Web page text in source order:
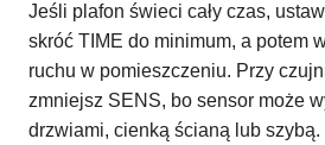
Jeśli plafon świeci cały czas,
skróć TIME do minimum, a potem
ruchu w pomieszczeniu. Przy
zmniejsz SENS, bo sensor może
drzwiami, cienką ścianą lub szybą.